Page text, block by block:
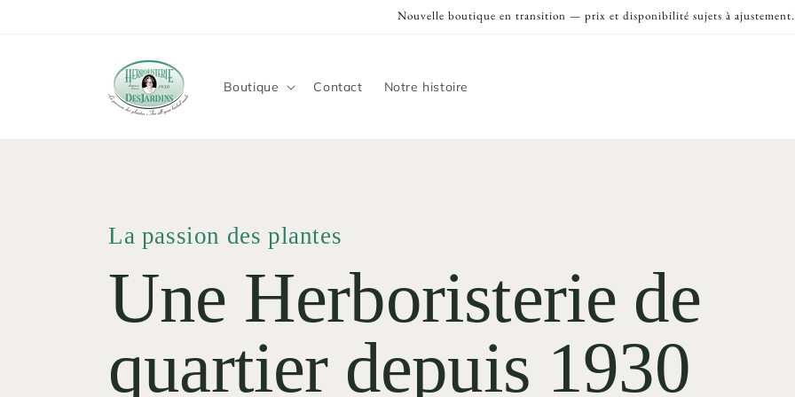
Nouvelle boutique en transition — prix et disponibilité sujets à ajustement.
Boutique Contact Notre histoire
La passion des plantes
Une Herboristerie de
quartier depuis 1930